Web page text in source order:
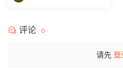
评论 0
请先 登